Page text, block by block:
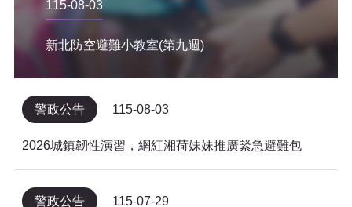
115-08-03
新北防空避難小教室(第九週)
警政公告 115-08-03
2026城鎮韌性演習，網紅湘荷妹妹推廣緊急避難包
警政公告 115-07-29